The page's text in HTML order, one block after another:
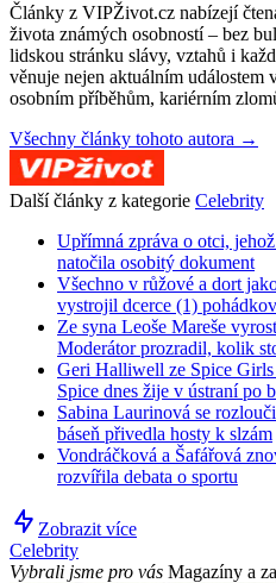
Články z VIPŽivot.cz nabízejí
života známých osobností – bez
lidskou stránku slávy, vztahů i
věnuje nejen aktuálním událostem
osobním příběhům, kariérním
Všechny články tohoto autora →
Další články z kategorie Celebrity
Upřímná zpráva o otci,
natočila osobitý dokument
Všechno v růžové a dort
vystrojil dcerce (1)
Ze syna Leoše Mareše
Moderátor prozradil, kolik
Geri Halliwell ze Spice
Spice dnes žije v ústraní po
Sabina Laurinová se
báseň přivedla hosty k slzám
Vondráčková a Šafářová
rozvířila debata o sportu
Zobrazit více
Celebrity
Vybrali jsme pro vás Magazíny a